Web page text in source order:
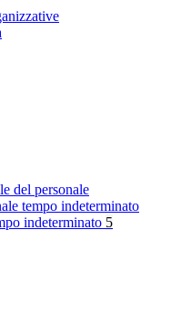
del personale
tempo indeterminato
indeterminato 5